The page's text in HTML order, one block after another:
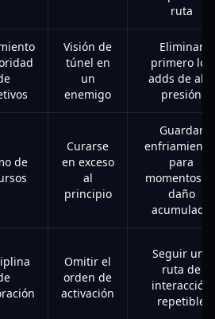
ruta
Visión de
túnel en
un
enemigo
Eliminar
primero los
adds de alta
presión
de
Curarse
en exceso
al
principio
Guardar
para
momentos
daño
acumulado
Omitir el
orden de
activación
Seguir una
ruta de
interacción
repetible